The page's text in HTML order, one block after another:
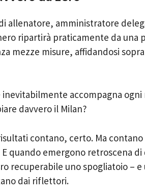
allenatore, amministratore
ripartirà praticamente da una
mezze misure, affidandosi
inevitabilmente accompagna
davvero il Milan?
contano, certo. Ma
quando emergono retroscena
recuperabile uno spogliatoio –
dai riflettori.